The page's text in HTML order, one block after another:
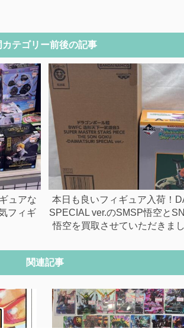
カテゴリー前後の記事
ュアな
フィギ
本日も良いフィギュア入荷！
SPECIAL ver.のSMSP悟空と
悟空を買取させていただきまし
関連記事